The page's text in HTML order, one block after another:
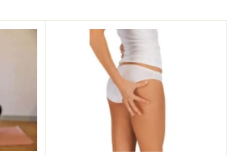
機能が向上する」「リズム感や俊
ストレス発散や気分転換になる」
ます。
縄跳びはジャンプをするこ
し、これが全身運動となるため、
すく効果の高い方法になります。